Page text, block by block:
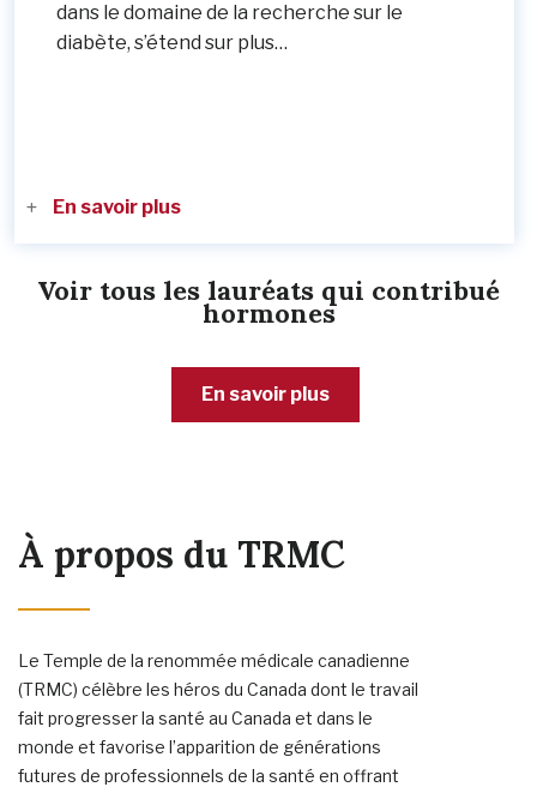
dans le domaine de la recherche sur le
diabète, s’étend sur plus…
En savoir plus
Voir tous les lauréats qui contribué
hormones
En savoir plus
À propos du TRMC
Le Temple de la renommée médicale canadienne
(TRMC) célèbre les héros du Canada dont le travail
fait progresser la santé au Canada et dans le
monde et favorise l’apparition de générations
futures de professionnels de la santé en offrant